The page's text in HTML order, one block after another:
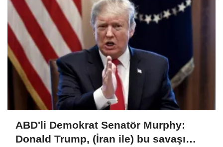
ABD'li Demokrat Senatör Murphy:
Donald Trump, (İran ile) bu savaşı